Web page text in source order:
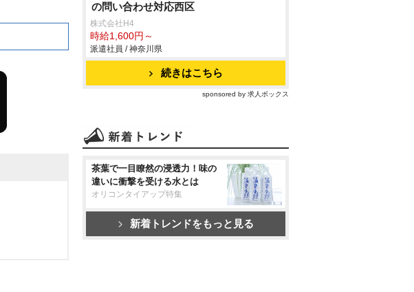
の問い合わせ対応西区
株式会社H4
時給1,600円～
派遣社員 / 神奈川県
続きはこちら
sponsored by 求人ボックス
茶葉で一目瞭然の浸透力！味の
違いに衝撃を受ける水とは
オリコンタイアップ特集
新着トレンドをもっと見る